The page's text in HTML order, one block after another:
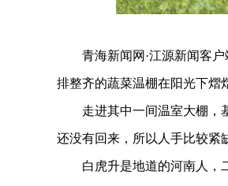
青海新闻网·江源新闻客户
排整齐的蔬菜温棚在阳光下熠
走进其中一间温室大棚，基
还没有回来，所以人手比较紧
白虎升是地道的河南人，二